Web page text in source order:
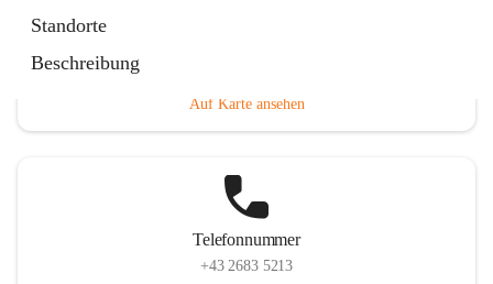
Standorte
Beschreibung
Auf Karte ansehen
Telefonnummer
+43 2683 5213